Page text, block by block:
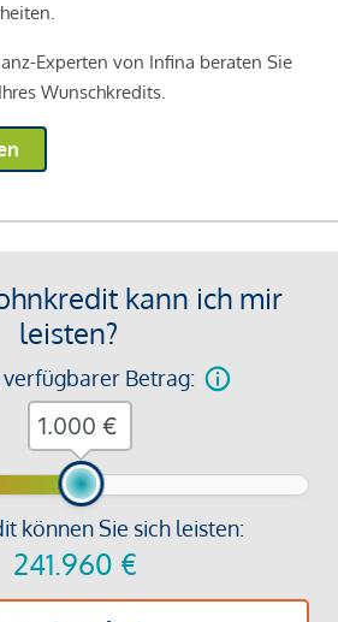
Experten von Infina beraten Sie
Wunschkredits.
kann ich mir
leisten?
Betrag:
können Sie sich leisten:
241.960 €
€